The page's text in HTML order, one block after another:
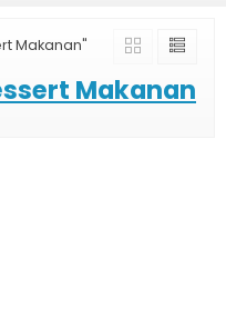
Makanan"
Makanan